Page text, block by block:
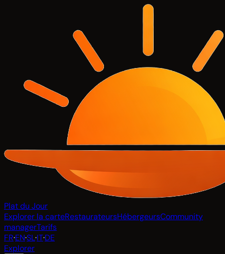
Plat du Jour
Explorer la carteRestaurateursHébergeursCommunity
managerTarifs
FR·EN·SL·IT·DE
Explorer